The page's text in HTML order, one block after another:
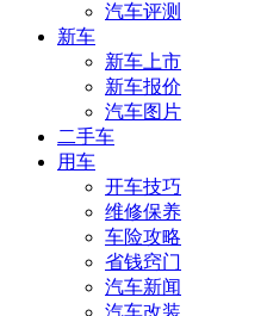
汽车评测
新车
新车上市
新车报价
汽车图片
二手车
用车
开车技巧
维修保养
车险攻略
省钱窍门
汽车新闻
汽车改装